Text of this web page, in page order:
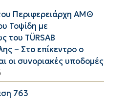
Περιφερειάρχη ΑΜΘ
Τοψίδη με
του TÜRSAB
– Στο επίκεντρο ο
οι συνοριακές υποδομές
763